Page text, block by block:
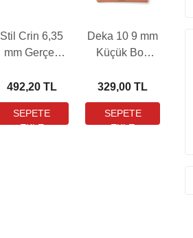
Stil Crin 6,35
mm Gerçek
Takımı
(Vakumlu)
492,20 TL
Deka 10 9 mm
Küçük Boy
Temizleme
Harbi Takımı
(Turuncu Kutu)
329,00 TL